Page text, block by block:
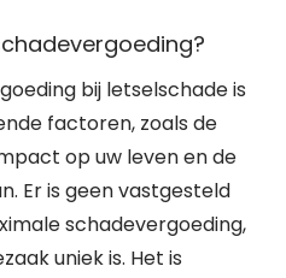
bij letselschade is
factoren, zoals de
op uw leven en de
Er is geen vastgesteld
schadevergoeding,
uniek is. Het is